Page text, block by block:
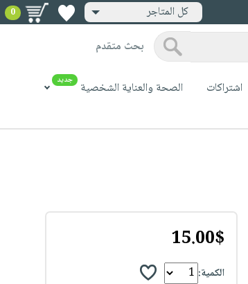
كل المتاجر 0
بحث متقدم
اشتراكات الصحة والعناية الشخصية جديد
15.00$
الكمية: